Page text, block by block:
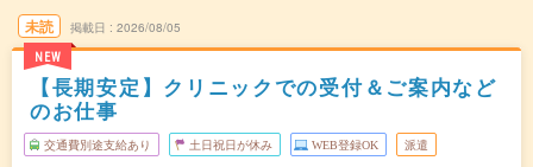
未読
NEW
掲載日 2026/08/05
【長期安定】クリニックでの受付＆ご案内など
のお仕事
交通費別途支給あり 土日祝日が休み WEB登録OK 派遣